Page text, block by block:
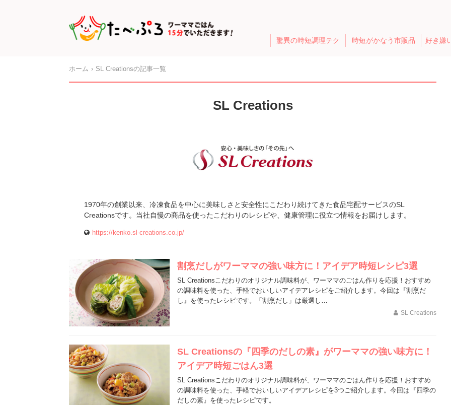
驚異の時短調理テク 時短がかなう市販品 好き嫌
ホーム SL Creationsの記事一覧
SL Creations
1970年の創業以来、冷凍食品を中心に美味しさと安全性にこだわり続けてきた食品宅配サービスのSL
Creationsです。当社自慢の商品を使ったこだわりのレシピや、健康管理に役立つ情報をお届けします。
https://kenko.sl-creations.co.jp/
割烹だしがワーママの強い味方に！アイデア時短レシピ3選
SL Creationsこだわりのオリジナル調味料が、ワーママのごはん作りを応援！おすすめ
の調味料を使った、手軽でおいしいアイデアレシピをご紹介します。今回は『割烹だ
し』を使ったレシピです。「割烹だし」は厳選し…
SL Creations
SL Creationsの『四季のだしの素』がワーママの強い味方に！
アイデア時短ごはん3選
SL Creationsこだわりのオリジナル調味料が、ワーママのごはん作りを応援！おすすめ
の調味料を使った、手軽でおいしいアイデアレシピを3つご紹介します。今回は『四季の
だしの素』を使ったレシピです。